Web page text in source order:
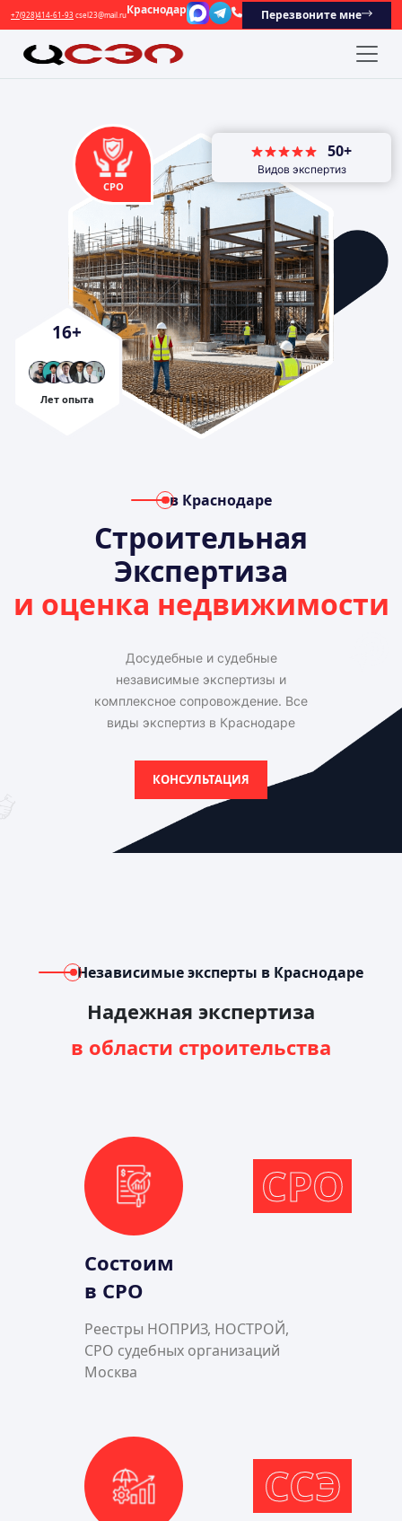
+7(928)414-61-93 csel23@mail.ruКраснодар Перезвоните мне
в Краснодаре
Строительная
Экспертиза
и оценка недвижимости
Досудебные и судебные
независимые экспертизы и
комплексное сопровождение. Все
виды экспертиз в Краснодаре
КОНСУЛЬТАЦИЯ
16+
Лет опыта
СРО
50+
Видов экспертиз
Независимые эксперты в Краснодаре
Надежная экспертиза
в области строительства
СРО
Состоим
в СРО
Реестры НОПРИЗ, НОСТРОЙ,
СРО судебных организаций
Москва
ССЭ